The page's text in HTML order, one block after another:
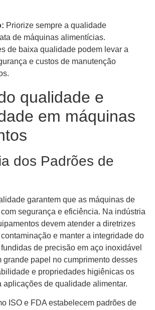
Priorize sempre a qualidade
de máquinas alimentícias.
de baixa qualidade podem levar a
e custos de manutenção
qualidade e
em máquinas
dos Padrões de
garantem que as máquinas de
segurança e eficiência. Na indústria
devem atender a diretrizes
e manter a integridade do
de precisão em aço inoxidável
grande papel no cumprimento desses
e propriedades higiênicas os
aplicações de qualidade alimentar.
ISO e FDA estabelecem padrões de